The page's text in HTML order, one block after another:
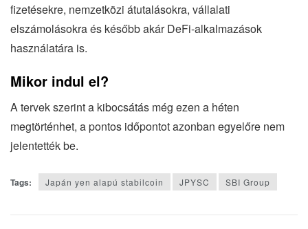
fizetésekre, nemzetközi átutalásokra, vállalati
elszámolásokra és később akár DeFi-alkalmazások
használatára is.
Mikor indul el?
A tervek szerint a kibocsátás még ezen a héten
megtörténhet, a pontos időpontot azonban egyelőre nem
jelentették be.
Tags: Japán yen alapú stabilcoin JPYSC SBI Group